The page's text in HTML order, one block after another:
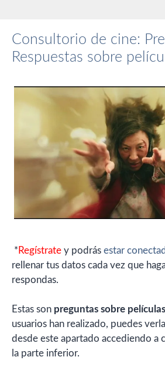
Consultorio de cine:
Respuestas sobre
* Regístrate y podrás estar
rellenar tus datos cada vez que
respondas.
Estas son preguntas sobre películas
usuarios han realizado, puedes
desde este apartado accediendo a
la parte inferior.